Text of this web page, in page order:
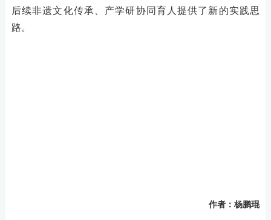
后续非遗文化传承、产学研协同育人提供了新的实践思
路。
作者：杨鹏琨